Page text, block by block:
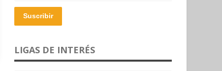
Suscribir
LIGAS DE INTERÉS